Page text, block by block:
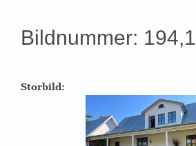
Bildnummer: 194,1
Storbild: